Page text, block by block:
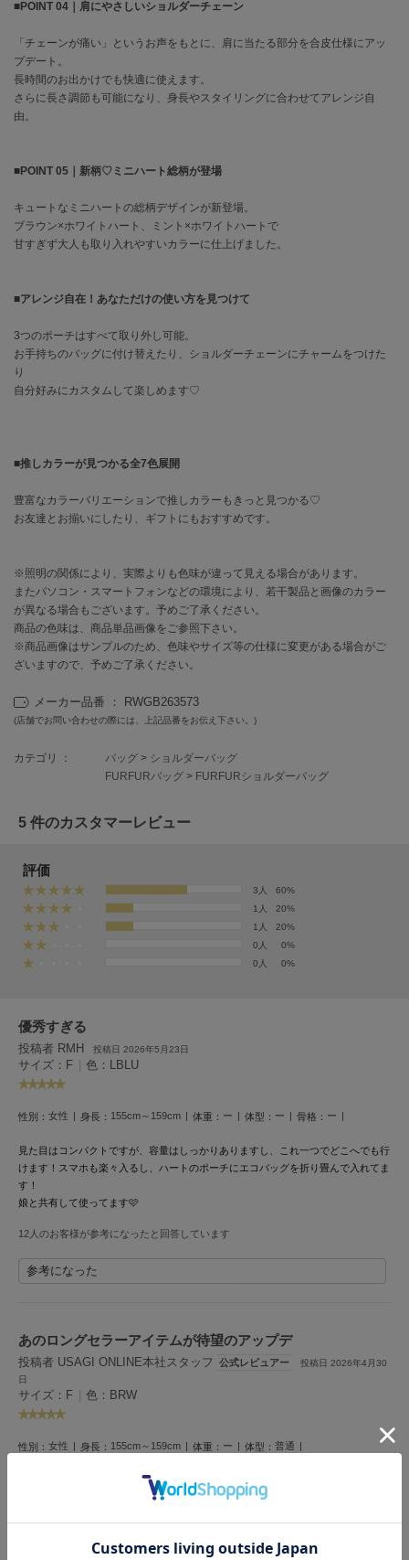
FURFUR
ファーファー
gelato pique
GELATO PIQUE CAT&DOG
gelato pique Sleep
ジェラート ピケ スリープ
グラミチ
へノン
HOKA ONEONE
LAATO
ラート
ル
ルコックスポルティフ
LILY BROWN Lingerie
リリーブラウンランジェリー
LITTLE UNION TOKYO
リトルユニオン トウキョウ
made of Organics
メイドオブオーガニクス
MICHU COQUETTE
ミースロエ
miies miim
ミーエスミーム
Mila Owen
MUCHA
ミュシャ
ニューバランス
■POINT 04｜肩にやさしいショルダーチェーン
「チェーンが痛い」というお声をもとに、肩に当たる部分を合皮仕様にアッ
プデート。
長時間のお出かけでも快適に使えます。
さらに長さ調節も可能になり、身長やスタイリングに合わせてアレンジ自
由。
■POINT 05｜新柄♡ミニハート総柄が登場
キュートなミニハートの総柄デザインが新登場。
ブラウン×ホワイトハート、ミント×ホワイトハートで
甘すぎず大人も取り入れやすいカラーに仕上げました。
■アレンジ自在！あなただけの使い方を見つけて
3つのポーチはすべて取り外し可能。
お手持ちのバッグに付け替えたり、ショルダーチェーンにチャームをつけた
り
自分好みにカスタムして楽しめます♡
■推しカラーが見つかる全7色展開
豊富なカラーバリエーションで推しカラーもきっと見つかる♡
お友達とお揃いにしたり、ギフトにもおすすめです。
※照明の関係により、実際よりも色味が違って見える場合があります。
またパソコン・スマートフォンなどの環境により、若干製品と画像のカラー
が異なる場合もございます。予めご了承ください。
商品の色味は、商品単品画像をご参照下さい。
※商品画像はサンプルのため、色味やサイズ等の仕様に変更がある場合がご
ざいますので、予めご了承ください。
メーカー品番 ： RWGB263573
(店舗でお問い合わせの際には、上記品番をお伝え下さい。)
カテゴリ ： バッグ > ショルダーバッグ
FURFURバッグ > FURFURショルダーバッグ
5 件のカスタマーレビュー
評価
3人
60%
1人
20%
1人
20%
0人
0%
0人
0%
優秀すぎる
投稿者 RMH 投稿日 2026年5月23日
サイズ：F | 色：LBLU
性別： 女性 身長： 155cm～159cm 体重： ー 体型： ー 骨格： ー
見た目はコンパクトですが、容量はしっかりありますし、これ一つでどこへでも行
けます！スマホも楽々入るし、ハートのポーチにエコバッグを折り畳んで入れてま
す！
娘と共有して使ってます🩷
12人のお客様が参考になったと回答しています
参考になった
あのロングセラーアイテムが待望のアップデ
投稿者 USAGI ONLINE本社スタッフ 公式レビュアー
投稿日 2026年4月30
日
サイズ：F | 色：BRW
性別： 女性 身長： 155cm～159cm 体重： ー 体型： 普通
これさえあれば出かけられる！
カードはポケットに入れたままでも反応するのでそのまま社員証をピッ！しており